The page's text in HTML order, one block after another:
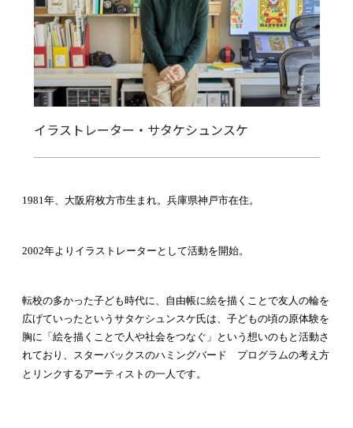
イラストレーター・サタケシュンスケ
1981年、大阪府枚方市生まれ。兵庫県神戸市在住。
2002年よりイラストレーターとして活動を開始。
転校の多かった子ども時代に、自由帳に絵を描くことで友人の輪を
広げていったというサタケシュンスケ氏は、子どもの頃の原体験を
胸に「絵を描くことで人や社会をつなぐ」という想いのもと活動さ
れており、スターバックスのハミングバード プログラムの考え方
とリンクするアーティストの一人です。